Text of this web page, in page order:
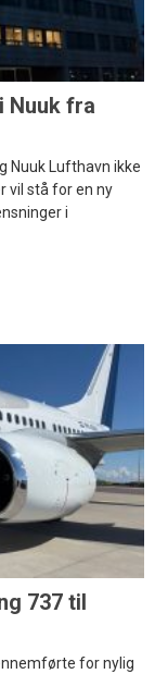
Nuuk fra
Nuuk Lufthavn ikke
vil stå for en ny
i
737 til
for nylig